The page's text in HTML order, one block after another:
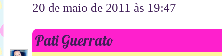
20 de maio de 2011 às 19:47
Pati Guerrato